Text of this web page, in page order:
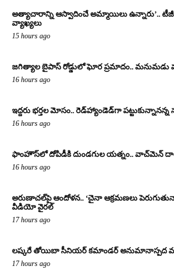
అత్యాచారాన్ని ఆస్వాదించే అమ్మాయిలు ఉన్నారు’..
వ్యాఖ్యలు
15 hours ago
జగిత్యాల బైపాస్‌ రోడ్డులో ఘోర ప్రమాదం.. మనుమడు
16 hours ago
ఇద్దరు భర్తల మోసం.. రెడ్‌హ్యాండెడ్‌గా పట్టుకున్నానన్న
16 hours ago
ఫాంహౌస్‌లో దోపిడీకి దుండగుల యత్నం.. వాచ్‌మెన్‌
16 hours ago
అరుణాచల్‌పై ఆందోళన.. ‘చైనా ఆక్రమణలు
వీడియో వైరల్
17 hours ago
లష్కరే తోయిబా సీనియర్ కమాండర్ అనుమానాస్పద
17 hours ago